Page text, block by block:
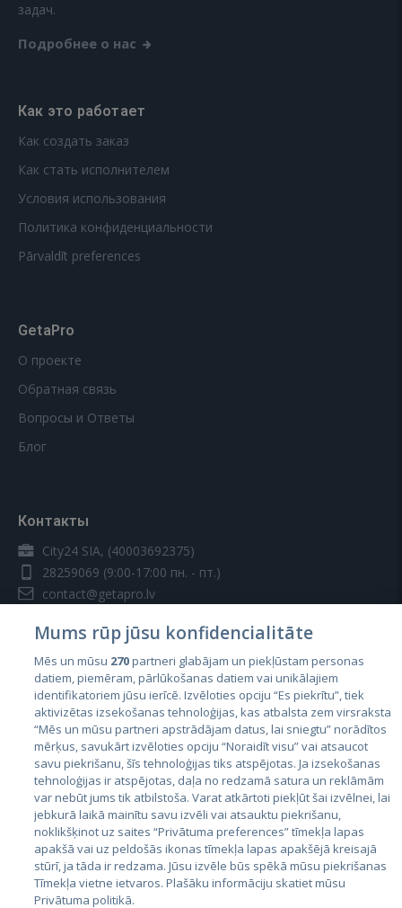
задач.
Подробнее о нас
Как это работает
Как создать заказ
Как стать исполнителем
Условия использования
Политика конфиденциальности
Pārvaldīt preferences
GetaPro
О проекте
Обратная связь
Вопросы и Ответы
Блог
Контакты
City24 SIA, (40003692375)
28259069 (9:00-17:00 пн. - пт.)
contact@getapro.lv
Страны
Эстония
Латвия
Литва
Mums rūp jūsu konfidencialitāte
Mēs un mūsu 270partneri glabājam un piekļūstam personas
datiem, piemēram, pārlūkošanas datiem vai unikālajiem
identifikatoriem jūsu ierīcē. Izvēloties opciju “Es piekrītu”, tiek
aktivizētas izsekošanas tehnoloģijas, kas atbalsta zem virsraksta
“Mēs un mūsu partneri apstrādājam datus, lai sniegtu” norādītos
mērķus, savukārt izvēloties opciju “Noraidīt visu” vai atsaucot
savu piekrišanu, šīs tehnoloģijas tiks atspējotas. Ja izsekošanas
tehnoloģijas ir atspējotas, daļa no redzamā satura un reklāmām
var nebūt jums tik atbilstoša. Varat atkārtoti piekļūt šai izvēlnei, lai
jebkurā laikā mainītu savu izvēli vai atsauktu piekrišanu,
noklikšķinot uz saites “Privātuma preferences” tīmekļa lapas
apakšā vai uz peldošās ikonas tīmekļa lapas apakšējā kreisajā
stūrī, ja tāda ir redzama. Jūsu izvēle būs spēkā mūsu piekrišanas
Tīmekļa vietne ietvaros. Plašāku informāciju skatiet mūsu
Privātuma politikā.